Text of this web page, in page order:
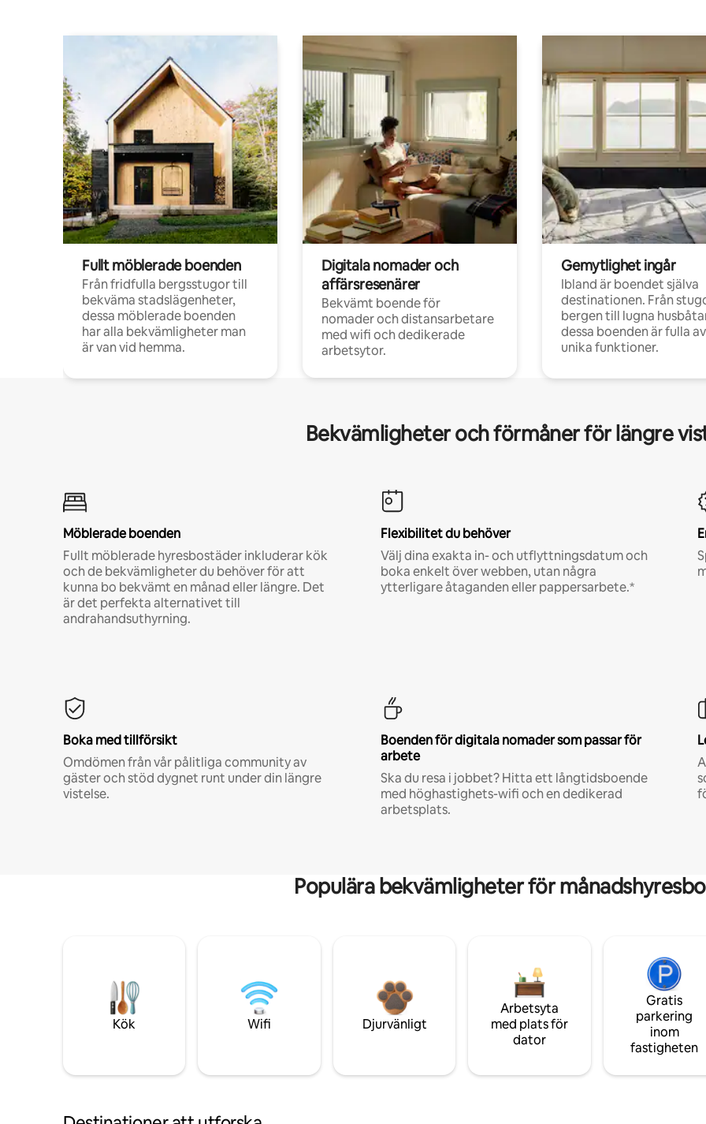
Fullt möblerade boenden
Från fridfulla bergsstugor till
bekväma stadslägenheter,
dessa möblerade boenden
har alla bekvämligheter man
är van vid hemma.
Digitala nomader och
affärsresenärer
Bekvämt boende för
nomader och distansarbetare
med wifi och dedikerade
arbetsytor.
Gemytlighet ingår
Ibland är boendet själva
destinationen. Från
bergen till lugna
dessa boenden är fulla av
unika funktioner.
Bekvämligheter och förmåner för längre
Möblerade boenden
Fullt möblerade hyresbostäder inkluderar kök
och de bekvämligheter du behöver för att
kunna bo bekvämt en månad eller längre. Det
är det perfekta alternativet till
andrahandsuthyrning.
Flexibilitet du behöver
Välj dina exakta in- och utflyttningsdatum och
boka enkelt över webben, utan några
ytterligare åtaganden eller pappersarbete.*
Boka med tillförsikt
Omdömen från vår pålitliga community av
gäster och stöd dygnet runt under din längre
vistelse.
Boenden för digitala nomader som passar för
arbete
Ska du resa i jobbet? Hitta ett långtidsboende
med höghastighets-wifi och en dedikerad
arbetsplats.
Populära bekvämligheter för
Kök Wifi Djurvänligt
Arbetsyta
med plats för
dator
Gratis
parkering
inom
fastigheten